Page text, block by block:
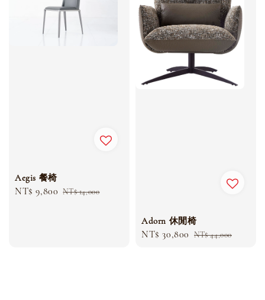
Aegis 餐椅
Sale
NT$ 9,800 Regular
NT$ 14,000
Adorn 休閒椅
Sale
NT$ 30,800 Regular
NT$ 44,000